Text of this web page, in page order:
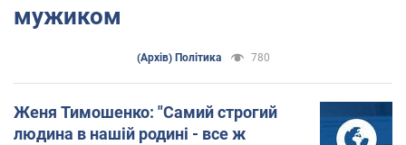
мужиком
(Архів) Політика 780
Женя Тимошенко: "Самий строгий
людина в нашій родині - все ж